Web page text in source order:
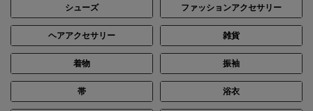
シューズ ファッションアクセサリー
ヘアアクセサリー 雑貨
着物 振袖
帯 浴衣